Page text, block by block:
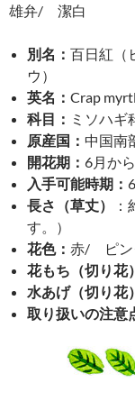
雄弁/ 潔白
別名： 百日紅（
ウ）
英名： Crap
科目： ミソハギ
原産国： 中国南
開花期： 6月か
入手可能時期：
長さ（草丈）
す。）
花色： 赤/ ピ
花もち（切り花
水あげ（切り花
取り扱いの注意